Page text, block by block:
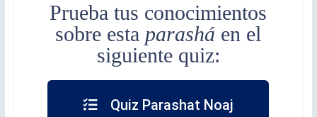
Prueba tus conocimientos
sobre esta parashá en el
siguiente quiz:
Quiz Parashat Noaj